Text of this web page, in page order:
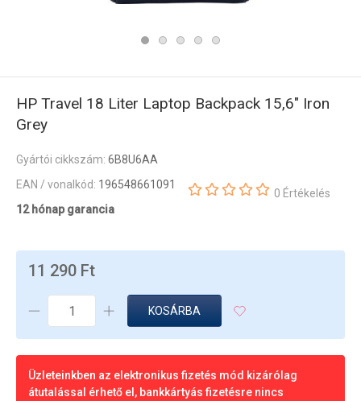
HP Travel 18 Liter Laptop Backpack 15,6" Iron
Grey
Gyártói cikkszám: 6B8U6AA
EAN / vonalkód: 196548661091
12 hónap garancia
0 Értékelés
11 290 Ft
KOSÁRBA
Üzleteinkben az elektronikus fizetés mód kizárólag
átutalással érhető el, bankkártyás fizetésre nincs